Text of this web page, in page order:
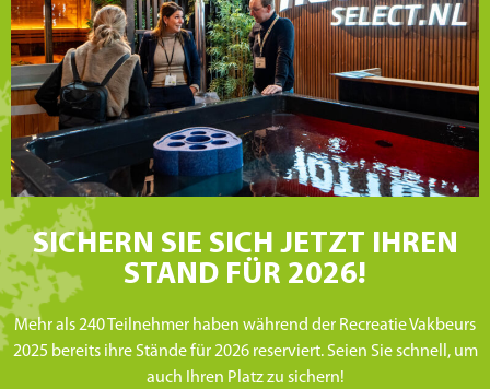
SICHERN SIE SICH JETZT IHREN
STAND FÜR 2026!
Mehr als 240 Teilnehmer haben während der Recreatie Vakbeurs
2025 bereits ihre Stände für 2026 reserviert. Seien Sie schnell, um
auch Ihren Platz zu sichern!